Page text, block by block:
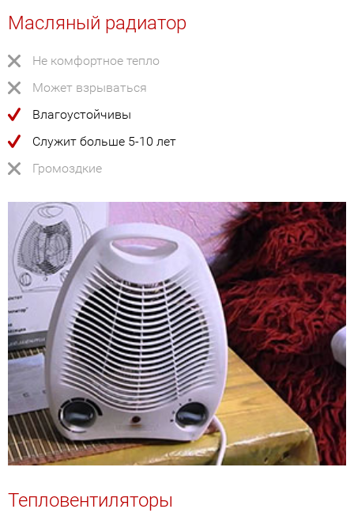
Масляный радиатор
Не комфортное тепло
Может взрываться
Влагоустойчивы
Служит больше 5-10 лет
Громоздкие
Тепловентиляторы